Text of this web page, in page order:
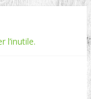
l’inutile.
les références